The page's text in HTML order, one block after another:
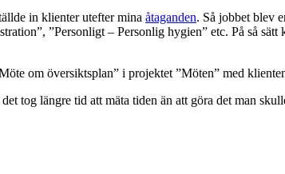
in klienter utefter mina åtaganden. Så jobbet blev
”Personligt – Personlig hygien” etc. På så
om översiktsplan” i projektet ”Möten” med
tog längre tid att mäta tiden än att göra det man